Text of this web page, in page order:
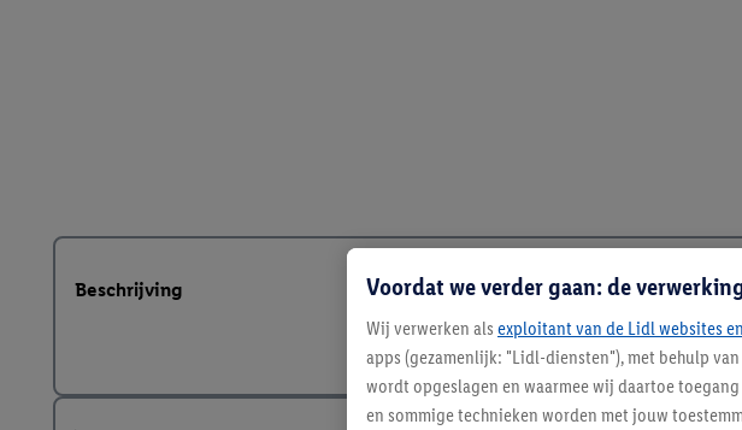
Beschrijving Voordat we verder gaan: de
Wij verwerken als exploitant van de Lidl websites
apps (gezamenlijk: "Lidl-diensten"), met behulp
wordt opgeslagen en waarmee wij daartoe
en sommige technieken worden met jouw